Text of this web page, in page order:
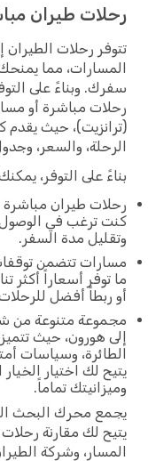
رحلات طيران
تتوفر رحلات
المسارات، مما
سفرك. وبناءً على
رحلات مباشرة أو
(ترانزيت)، حيث
الرحلة، والسعر،
بناءً على التوفر،
رحلات طيران مباشرة
كنت ترغب في
وتقليل مدة السفر.
مسارات تتضمن توقفات
ما توفر أسعاراً أكثر
أو ربطاً أفضل
مجموعة متنوعة من
إلى هورون، حيث
الطائرة، وسياسات
يتيح لك اختيار
وميزانيتك تماماً.
يجمع محرك البحث
يتيح لك مقارنة
المسار، وشركة